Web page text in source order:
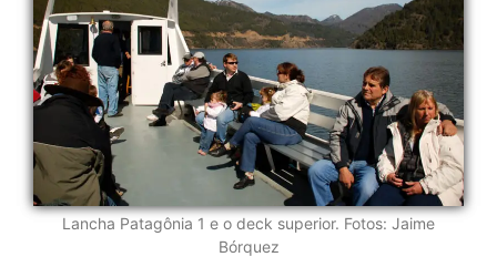
Lancha Patagônia 1 e o deck superior. Fotos: Jaime
Bórquez